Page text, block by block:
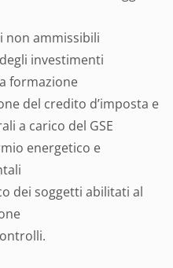
non ammissibili
investimenti
formazione
del credito d’imposta e
a carico del GSE
energetico e
dei soggetti abilitati al